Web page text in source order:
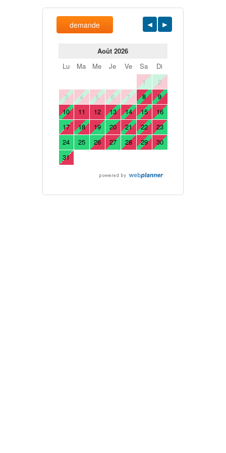
demande
Août 2026
Lu
Ma Me Je Ve Sa
Di
1
2
3
4 5 6 7 8
9
10
11 12 13 14 15
16
17
18 19 20 21 22
23
24
25 26 27 28 29
30
31